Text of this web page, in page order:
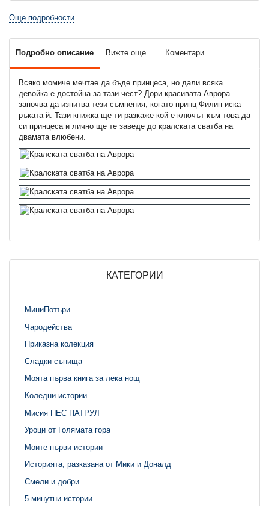
Още подробности
Подробно описание Вижте още... Коментари
Всяко момиче мечтае да бъде принцеса, но дали всяка
девойка е достойна за тази чест? Дори красивата Аврора
започва да изпитва тези съмнения, когато принц Филип иска
ръката й. Тази книжка ще ти разкаже кой е ключът към това да
си принцеса и лично ще те заведе до кралската сватба на
двамата влюбени.
КАТЕГОРИИ
МиниПотъри
Чародейства
Приказна колекция
Сладки сънища
Моята първа книга за лека нощ
Коледни истории
Мисия ПЕС ПАТРУЛ
Уроци от Голямата гора
Моите първи истории
Историята, разказана от Мики и Доналд
Смели и добри
5-минутни истории